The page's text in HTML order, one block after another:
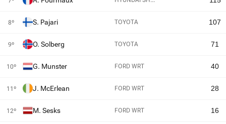
8º S. Pajari TOYOTA 107
9º O. Solberg TOYOTA 71
10º G. Munster FORD WRT 40
11º J. McErlean FORD WRT 28
12º M. Sesks FORD WRT 16